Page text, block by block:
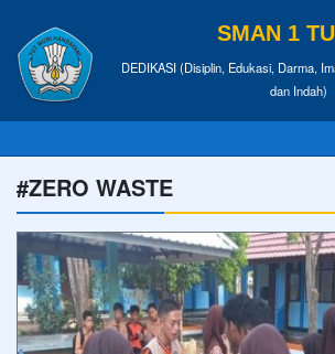
SMAN 1
DEDIKASI (Disiplin, Edukasi, Darma,
dan Indah)
#ZERO WASTE